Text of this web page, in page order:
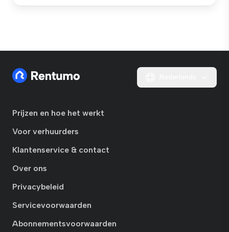
Prijzen en hoe het werkt
Voor verhuurders
Klantenservice & contact
Over ons
Privacybeleid
Servicevoorwaarden
Abonnementsvoorwaarden